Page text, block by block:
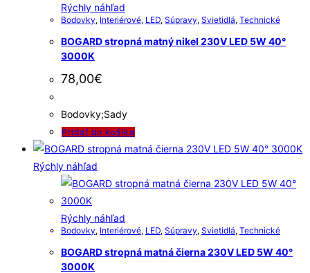
Rýchly náhľad
Bodovky, Interiérové, LED, Súpravy, Svietidlá, Technické
BOGARD stropná matný nikel 230V LED 5W 40°
3000K
78,00€
Bodovky;Sady
Pridať do košíka
Rýchly náhľad
Rýchly náhľad
Bodovky, Interiérové, LED, Súpravy, Svietidlá, Technické
BOGARD stropná matná čierna 230V LED 5W 40°
3000K